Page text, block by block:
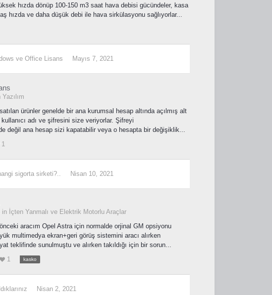
hızda dönüp 100-150 m3 saat hava debisi gücündeler, kasa
hızda ve daha düşük debi ile hava sirkülasyonu sağlıyorlar...
ve Office Lisans Mayıs 7, 2021
Yazılım
ürünler genelde bir ana kurumsal hesap altında açılmış alt
adı ve şifresini size veriyorlar. Şifreyi
değil ana hesap sizi kapatabilir veya o hesapta bir değişiklik...
sigorta sirketi?.. Nisan 10, 2021
in İçten Yanmalı ve Elektrik Motorlu Araçlar
aracım Opel Astra için normalde orjinal GM opsiyonu
multimedya ekran+geri görüş sistemini aracı alırken
teklifinde sunulmuştu ve alırken takıldığı için bir sorun...
1 kasko
Nisan 2, 2021